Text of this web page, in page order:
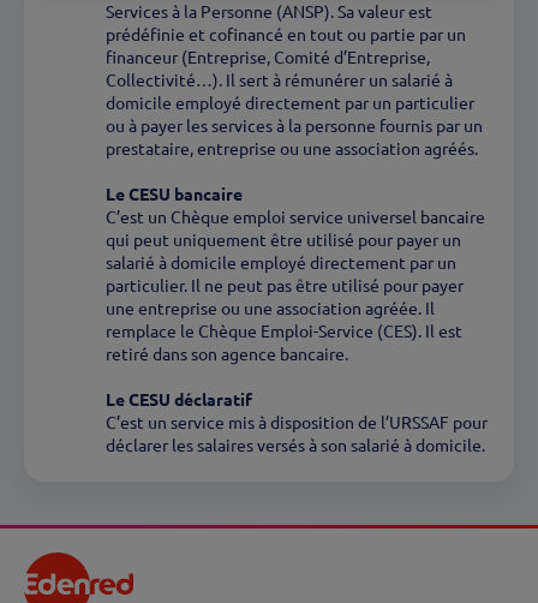
Services à la Personne (ANSP). Sa valeur est
prédéfinie et cofinancé en tout ou partie par un
financeur (Entreprise, Comité d’Entreprise,
Collectivité…). Il sert à rémunérer un salarié à
domicile employé directement par un particulier
ou à payer les services à la personne fournis par un
prestataire, entreprise ou une association agréés.
Le CESU bancaire
C’est un Chèque emploi service universel bancaire
qui peut uniquement être utilisé pour payer un
salarié à domicile employé directement par un
particulier. Il ne peut pas être utilisé pour payer
une entreprise ou une association agréée. Il
remplace le Chèque Emploi-Service (CES). Il est
retiré dans son agence bancaire.
Le CESU déclaratif
C’est un service mis à disposition de l’URSSAF pour
déclarer les salaires versés à son salarié à domicile.